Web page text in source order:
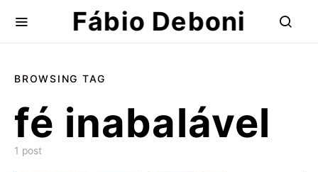
Fábio Deboni
BROWSING TAG
fé inabalável
1 post